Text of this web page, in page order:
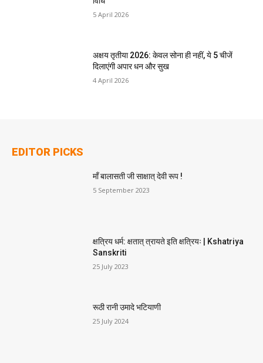
5 April 2026
अक्षय तृतीया 2026: केवल सोना ही नहीं, ये 5 चीजें
दिलाएंगी अपार धन और सुख
4 April 2026
EDITOR PICKS
माँ बालासती जी साक्षात् देवी रूप !
5 September 2023
क्षत्रिय धर्म: क्षतात् त्रायते इति क्षत्रियः | Kshatriya
Sanskriti
25 July 2023
रूठी रानी उमादे भटियाणी
25 July 2024